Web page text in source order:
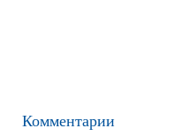
Комментарии